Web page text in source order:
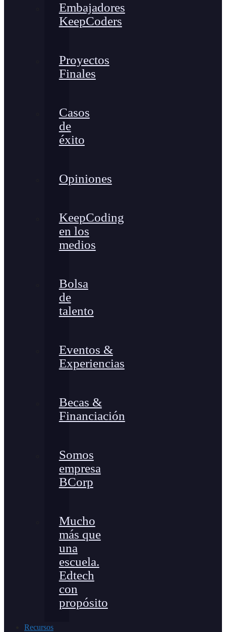
Embajadores
KeepCoders
Proyectos
Finales
Casos
de
éxito
Opiniones
KeepCoding
en los
medios
Bolsa
de
talento
Eventos &
Experiencias
Becas &
Financiación
Somos
empresa
BCorp
Mucho
más que
una
escuela.
Edtech
con
propósito
Recursos